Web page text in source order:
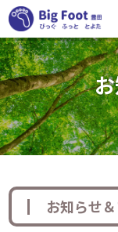
お知らせ